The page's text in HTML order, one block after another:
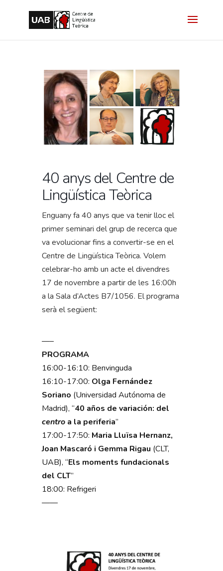
40 anys del Centre de
Lingüística Teòrica
Enguany fa 40 anys que va tenir lloc el
primer seminari del grup de recerca que
va evolucionar fins a convertir-se en el
Centre de Lingüística Teòrica. Volem
celebrar-ho amb un acte el divendres
17 de novembre a partir de les 16:00h
a la Sala d’Actes B7/1056. El programa
serà el següent:
—–
PROGRAMA
16:00-16:10: Benvinguda
16:10-17:00: Olga Fernández
Soriano (Universidad Autónoma de
Madrid), “40 años de variación: del
centro a la periferia”
17:00-17:50: Maria Lluïsa Hernanz,
Joan Mascaró i Gemma Rigau (CLT,
UAB), “Els moments fundacionals
del CLT”
18:00: Refrigeri
——